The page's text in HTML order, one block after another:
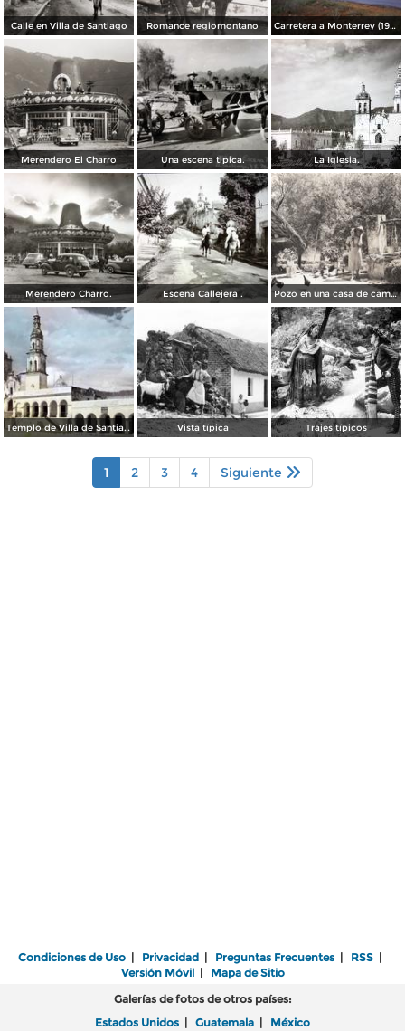
Calle en Villa de Santiago Romance regiomontano Carretera a Monterrey (1954)
Merendero El Charro Una escena tipica. La Iglesia.
Merendero Charro. Escena Callejera . Pozo en una casa de campo
Templo de Villa de Santiago Vista típica Trajes típicos
1 2 3 4 Siguiente
Condiciones de Uso | Privacidad | Preguntas Frecuentes | RSS |
Versión Móvil| Mapa de Sitio
Galerías de fotos de otros países:
Estados Unidos | Guatemala | México